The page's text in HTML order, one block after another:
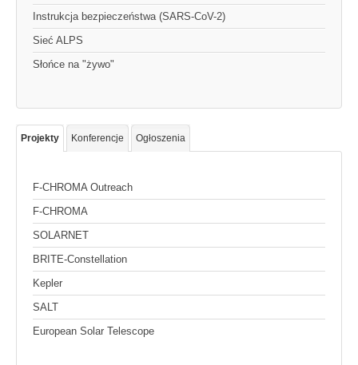
Instrukcja bezpieczeństwa (SARS-CoV-2)
Sieć ALPS
Słońce na "żywo"
Projekty Konferencje Ogłoszenia
F-CHROMA Outreach
F-CHROMA
SOLARNET
BRITE-Constellation
Kepler
SALT
European Solar Telescope